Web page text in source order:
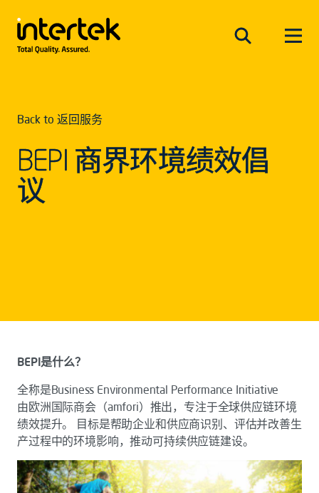
Back to 返回服务
BEPI 商界环境绩效倡
议
BEPI是什么？
全称是Business Environmental Performance Initiative
由欧洲国际商会（amfori）推出，专注于全球供应链环境
绩效提升。 目标是帮助企业和供应商识别、评估并改善生
产过程中的环境影响，推动可持续供应链建设。